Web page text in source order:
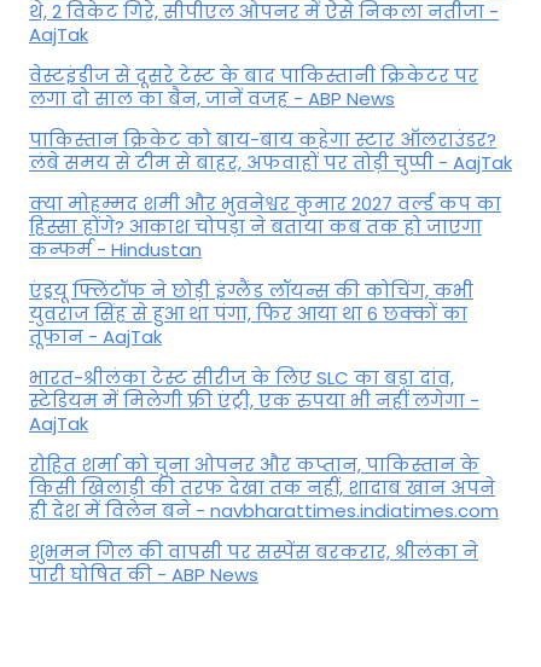
थे, 2 विकेट गिरे, सीपीएल ओपनर में ऐसे न‍िकला नतीजा -
AajTak
वेस्टइंडीज से दूसरे टेस्ट के बाद पाकिस्तानी क्रिकेटर पर
लगा दो साल का बैन, जानें वजह - ABP News
पाकिस्तान क्रिकेट को बाय-बाय कहेगा स्टार ऑलराउंडर?
लंबे समय से टीम से बाहर, अफवाहों पर तोड़ी चुप्पी - AajTak
क्या मोहम्मद शमी और भुवनेश्वर कुमार 2027 वर्ल्ड कप का
हिस्सा होंगे? आकाश चोपड़ा ने बताया कब तक हो जाएगा
कन्फर्म - Hindustan
एंड्रयू फ्लिंटॉफ ने छोड़ी इंग्लैंड लॉयन्स की कोच‍िंग, कभी
युवराज सिंह से हुआ था पंगा, फ‍िर आया था 6 छक्कों का
तूफान - AajTak
भारत-श्रीलंका टेस्ट सीरीज के लिए SLC का बड़ा दांव,
स्टेडियम में मिलेगी फ्री एंट्री, एक रुपया भी नहीं लगेगा -
AajTak
रोहित शर्मा को चुना ओपनर और कप्तान, पाकिस्तान के
किसी खिलाड़ी की तरफ देखा तक नहीं, शादाब खान अपने
ही देश में विलेन बने - navbharattimes.indiatimes.com
शुभमन गिल की वापसी पर सस्पेंस बरकरार, श्रीलंका ने
पारी घोषित की - ABP News